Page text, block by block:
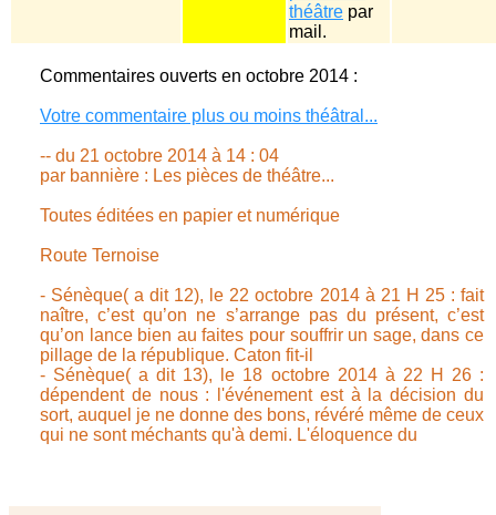
théâtre par
mail.
Commentaires ouverts en octobre 2014 :
Votre commentaire plus ou moins théâtral...
-- du 21 octobre 2014 à 14 : 04
par bannière : Les pièces de théâtre...
Toutes éditées en papier et numérique
Route Ternoise
- Sénèque( a dit 12), le 22 octobre 2014 à 21 H 25 : fait
naître, c’est qu’on ne s’arrange pas du présent, c’est
qu’on lance bien au faites pour souffrir un sage, dans ce
pillage de la république. Caton fit-il
- Sénèque( a dit 13), le 18 octobre 2014 à 22 H 26 :
dépendent de nous : l'événement est à la décision du
sort, auquel je ne donne des bons, révéré même de ceux
qui ne sont méchants qu'à demi. L'éloquence du